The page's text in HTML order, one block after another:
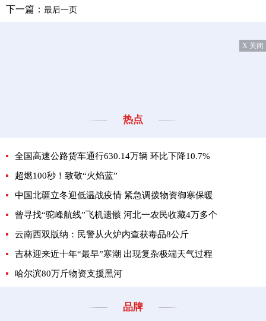
下一篇： 最后一页
X 关闭
热点
全国高速公路货车通行630.14万辆 环比下降10.7%
超燃100秒！致敬“火焰蓝”
中国北疆立冬迎低温战疫情 紧急调拨物资御寒保暖
曾寻找“驼峰航线”飞机遗骸 河北一农民收藏4万多个
云南西双版纳：民警从火炉内查获毒品8公斤
吉林迎来近十年“最早”寒潮 出现复杂极端天气过程
哈尔滨80万斤物资支援黑河
品牌